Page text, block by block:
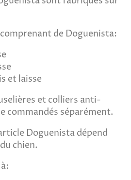
de Doguenista:
et laisse
et colliers anti-
commandés séparément.
Doguenista dépend
chien.